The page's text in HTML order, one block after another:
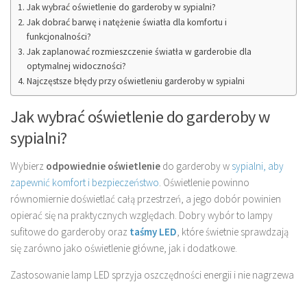
Jak wybrać oświetlenie do garderoby w sypialni?
Jak dobrać barwę i natężenie światła dla komfortu i
funkcjonalności?
Jak zaplanować rozmieszczenie światła w garderobie dla
optymalnej widoczności?
Najczęstsze błędy przy oświetleniu garderoby w sypialni
Jak wybrać oświetlenie do garderoby w
sypialni?
Wybierz odpowiednie oświetlenie do garderoby w sypialni, aby
zapewnić komfort i bezpieczeństwo . Oświetlenie powinno
równomiernie doświetlać całą przestrzeń, a jego dobór powinien
opierać się na praktycznych względach. Dobry wybór to lampy
sufitowe do garderoby oraz taśmy LED , które świetnie sprawdzają
się zarówno jako oświetlenie główne, jak i dodatkowe.
Zastosowanie lamp LED sprzyja oszczędności energii i nie nagrzewa